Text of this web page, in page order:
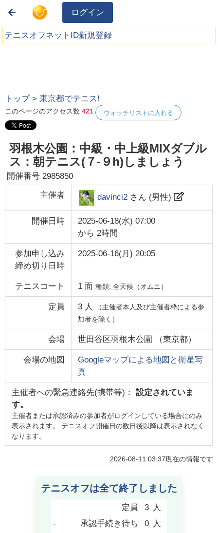
ログイン
テニスオフネットID新規登録
トップ >東京都でテニス!
このページのアクセス数421 ウォッチリストに入れる
羽根木公園：中級・中上級MIXダブル
ス：朝テニス(７-９h)しましょう
開催番号2985850
主催者 davinci2さん (男性)
開催日時
2025-06-18(水) 07:00
から 2時間
参加申し込み
締め切り日時
2025-06-16(月) 20:05
テニスコート 1面 種類: 全天候（オムニ）
定員 3 人
（主催者本人及び主催者枠による参
加者を除く）
会場 世田谷区羽根木公園 （東京都）
会場の地図
Googleマップによる地図と衛星写
真
主催者への緊急連絡先(携帯等)： 設定されていま
す。
主催者または承認済みの参加者がログイン している場合にのみ
表示されます。 テニスオフ開催日の数日後以降は表示されなく
なります。
2026-08-11 03:37現在の情報です
テニスオフは全て終了しました
定員 3 人
-
承認手続き待ち 0 人